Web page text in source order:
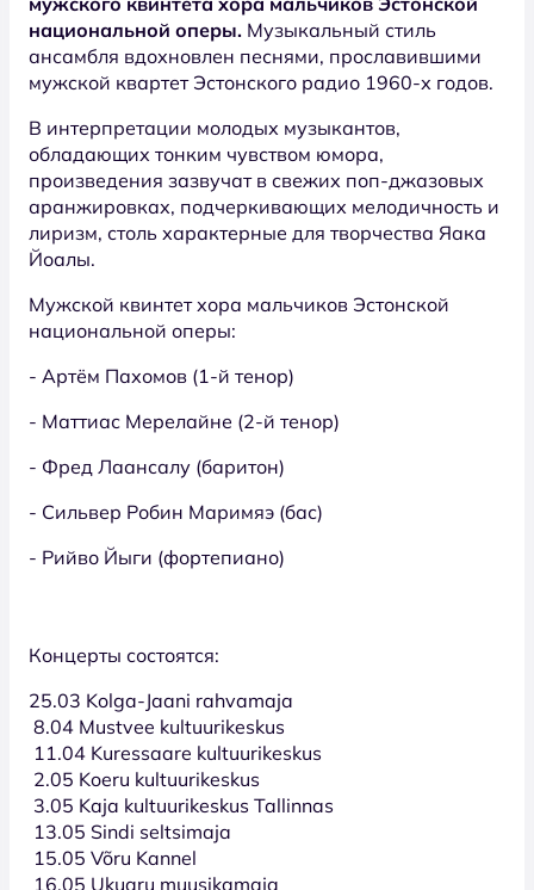
национальной оперы. Музыкальный стиль
ансамбля вдохновлен песнями, прославившими
мужской квартет Эстонского радио 1960-х годов.
В интерпретации молодых музыкантов,
обладающих тонким чувством юмора,
произведения зазвучат в свежих поп-джазовых
аранжировках, подчеркивающих мелодичность и
лиризм, столь характерные для творчества Яака
Йоалы.
Мужской квинтет хора мальчиков Эстонской
национальной оперы:
- Артём Пахомов (1-й тенор)
- Маттиас Мерелайне (2-й тенор)
- Фред Лаансалу (баритон)
- Сильвер Робин Маримяэ (бас)
- Рийво Йыги (фортепиано)
Концерты состоятся:
25.03 Kolga-Jaani rahvamaja
8.04 Mustvee kultuurikeskus
11.04 Kuressaare kultuurikeskus
2.05 Koeru kultuurikeskus
3.05 Kaja kultuurikeskus Tallinnas
13.05 Sindi seltsimaja
15.05 Võru Kannel
16.05 Ukuaru muusikamaja